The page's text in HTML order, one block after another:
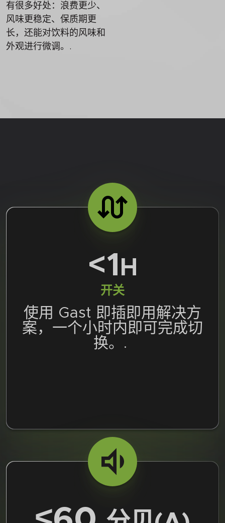
有很多好处：浪费更少、
风味更稳定、保质期更
长，还能对饮料的风味和
外观进行微调。.
<1 H
开关
使用 Gast 即插即用解决方
案，一个小时内即可完成切
换。.